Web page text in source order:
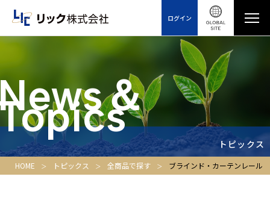
ログイン
＆
トピックス
HOME トピックス 全商品で探す ブラインド・カーテンレール